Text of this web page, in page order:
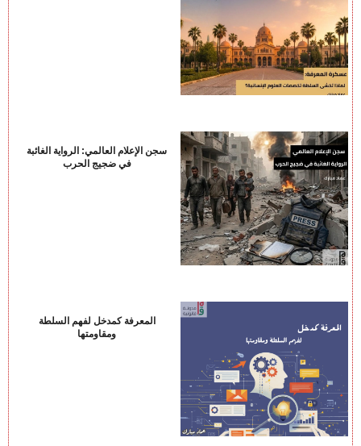
سجن الإعلام العالمي: الرواية الغائبة
في ضجيج الحرب
المعرفة كمدخل لفهم السلطة
ومقاومتها